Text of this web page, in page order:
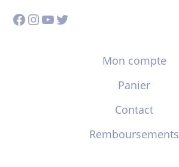
Facebook
Instagram
YouTube
Twitter
Mon compte
Panier
Contact
Remboursements